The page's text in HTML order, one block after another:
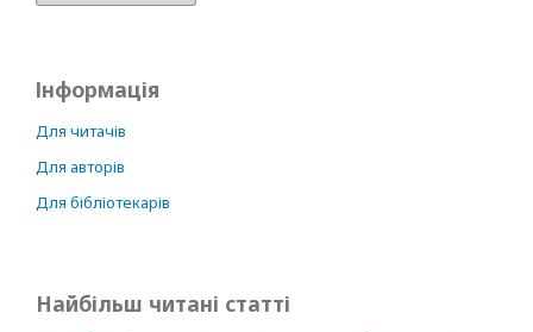
Інформація
Для читачів
Для авторів
Для бібліотекарів
Найбільш читані статті